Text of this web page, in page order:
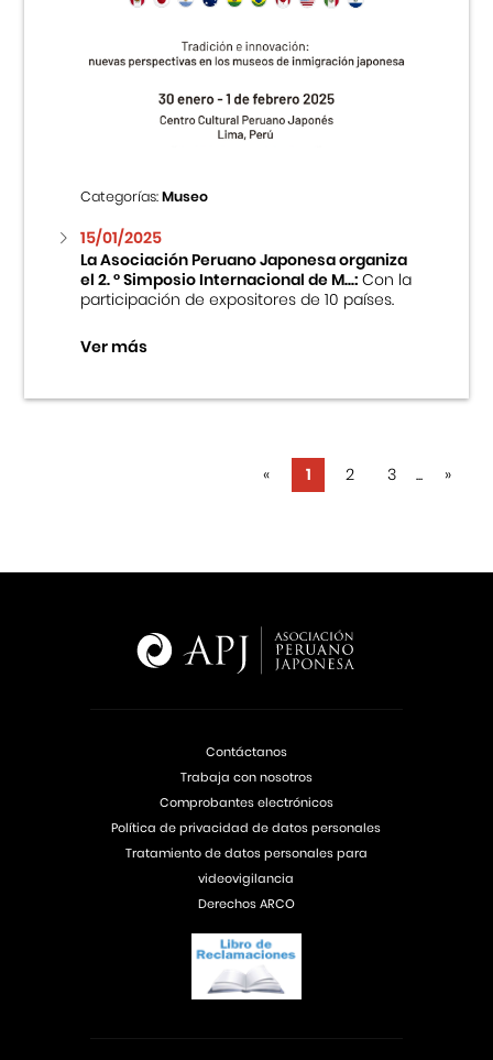
Categorías:Museo
15/01/2025
La Asociación Peruano Japonesa organiza
el 2. ° Simposio Internacional de M...:Con la
participación de expositores de 10 países.
Ver más
« 1 2 3 ... »
Contáctanos
Trabaja con nosotros
Comprobantes electrónicos
Política de privacidad de datos personales
Tratamiento de datos personales para
videovigilancia
Derechos ARCO